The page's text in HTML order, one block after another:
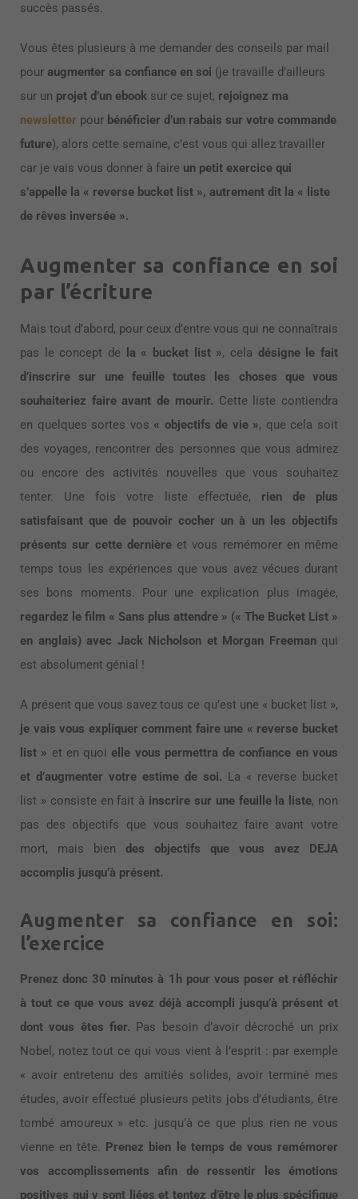
succès passés.
Vous êtes plusieurs à me demander des conseils par mail
pour augmenter sa confiance en soi (je travaille d’ailleurs
sur un projet d’un ebook sur ce sujet, rejoignez ma
newsletter pour bénéficier d’un rabais sur votre commande
future), alors cette semaine, c’est vous qui allez travailler
car je vais vous donner à faire un petit exercice qui
s’appelle la « reverse bucket list », autrement dit la « liste
de rêves inversée ».
Augmenter sa confiance en soi
par l’écriture
Mais tout d’abord, pour ceux d’entre vous qui ne connaîtrais
pas le concept de
la « bucket list », cela désigne le fait
d’inscrire sur une feuille toutes les choses que vous
souhaiteriez faire avant de mourir. Cette liste contiendra
en quelques sortes vos « objectifs de vie », que cela soit
des voyages, rencontrer des personnes que vous admirez
ou encore des activités nouvelles que vous souhaitez
tenter. Une fois votre liste effectuée, rien de plus
satisfaisant que de pouvoir cocher un à un les objectifs
présents sur cette dernièreet vous remémorer en même
temps tous les expériences que vous avez vécues durant
ses bons moments. Pour une explication plus imagée,
regardez le film « Sans plus attendre » (« The Bucket List »
en anglais) avec Jack Nicholson et Morgan Freemanqui
est absolument génial !
A présent que vous savez tous ce qu’est une « bucket list »,
je vais vous expliquer comment faire une « reverse bucket
list » et en quoielle vous permettra de confiance en vous
et d’augmenter votre estime de soi. La « reverse bucket
list » consiste en fait à inscrire sur une feuille la liste, non
pas des objectifs que vous souhaitez faire avant votre
mort, mais bien des objectifs que vous avez DEJA
accomplis jusqu’à présent.
Augmenter sa confiance en soi:
l’exercice
Prenez donc 30 minutes à 1h pour vous poser et réfléchir
à tout ce que vous avez déjà accompli jusqu’à présent et
dont vous êtes fier. Pas besoin d’avoir décroché un prix
Nobel, notez tout ce qui vous vient à l’esprit : par exemple
« avoir entretenu des amitiés solides, avoir terminé mes
études, avoir effectué plusieurs petits jobs d’étudiants, être
tombé amoureux » etc. jusqu’à ce que plus rien ne vous
vienne en tête. Prenez bien le temps de vous remémorer
vos accomplissements afin de ressentir les émotions
positives qui y sont liées et tentez d’être le plus spécifique